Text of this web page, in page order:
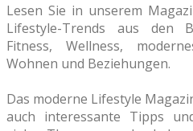
Lesen Sie in unserem
Lifestyle-Trends aus den
Fitness, Wellness,
Wohnen und Beziehungen.
Das moderne Lifestyle
auch interessante Tipps